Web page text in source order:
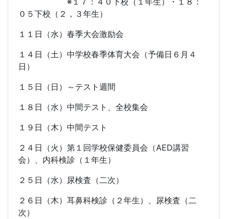
０５下校（２，３年生）
１１日（水）春季大会激励会
１４日（土）中学校春季体育大会（予備日６月４
日）
１５日（日）～テスト週間
１８日（水）中間テスト、全校集会
１９日（木）中間テスト
２４日（火）第１回学校保健委員会（AED講習
会）、内科検診（１年生）
２５日（水）尿検査（二次）
２６日（木）耳鼻科検診（２年生）、尿検査（二
次）